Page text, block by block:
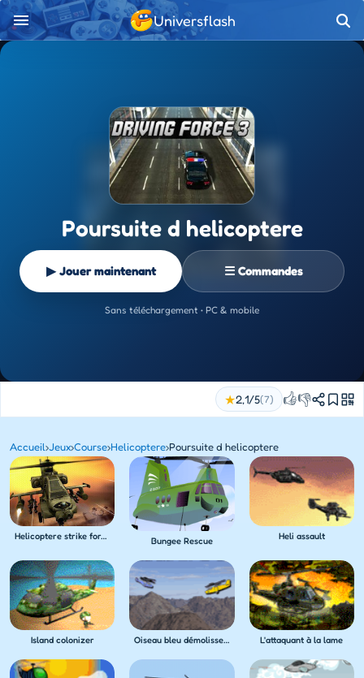
Universflash
Poursuite d helicoptere
▶ Jouer maintenant ☰ Commandes
Sans téléchargement • PC & mobile
★2,1/5(7) 👍👎
Accueil›Jeux›Course›Helicoptere›Poursuite d helicoptere
Helicoptere strike force Bungee Rescue Heli assault
Island colonizer Oiseau bleu démolisseur du ciel L'attaquant à la lame